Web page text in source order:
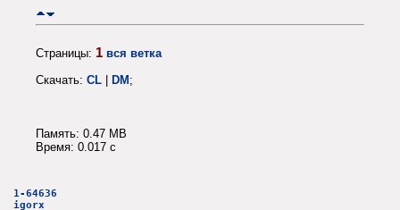
Страницы: 1 вся ветка
Скачать: CL | DM;
Память: 0.47 MB
Время: 0.017 c
1-64636
igorx